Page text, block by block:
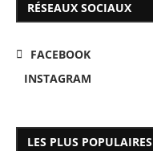
RÉSEAUX SOCIAUX
FACEBOOK
INSTAGRAM
LES PLUS POPULAIRES